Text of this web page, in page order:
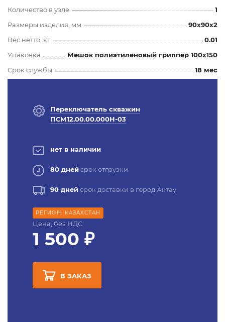
Количество в узле
1
Размеры изделия, мм
90x90x2
Вес нетто, кг
0.01
Упаковка
Мешок полиэтиленовый гриппер 100х150
Срок службы
18 мес
Переключатель скважин
ПСМ12.00.00.000Н-03
нет в наличии
80 днейсрок отгрузки
90 днейсрок доставки в город Актау
РЕГИОН: КАЗАХСТАН
Цена, без НДС
1 500 ₽
В ЗАКАЗ